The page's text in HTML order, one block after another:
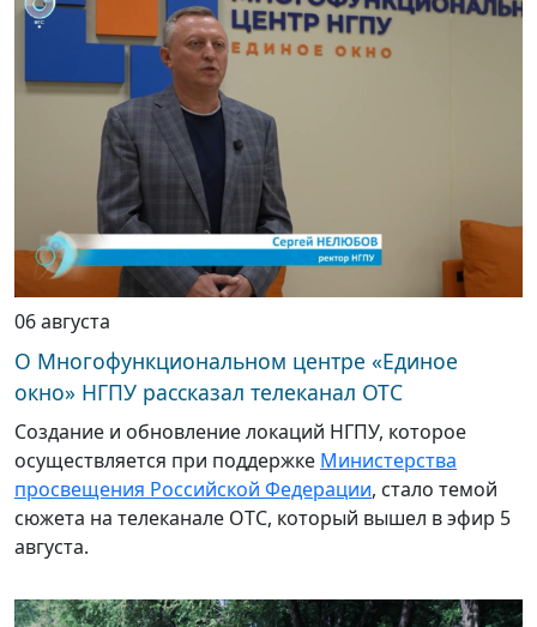
06 августа
О Многофункциональном центре «Единое
окно» НГПУ рассказал телеканал ОТС
Создание и обновление локаций НГПУ, которое
осуществляется при поддержке Министерства
просвещения Российской Федерации, стало темой
сюжета на телеканале ОТС, который вышел в эфир 5
августа.